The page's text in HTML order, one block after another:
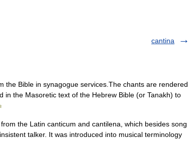
cantina
Bible in synagogue services.The chants are rendered
in the Masoretic text of the Hebrew Bible (or Tanakh) to
the Latin canticum and cantilena, which besides song
talker. It was introduced into musical terminology